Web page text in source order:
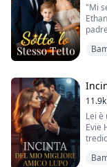
"Mi
11.9k
Lei è
Evie